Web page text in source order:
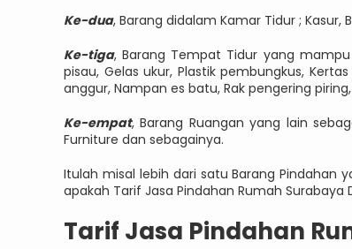
Ke-dua, Barang didalam Kamar Tidur ; Kasur,
Ke-tiga, Barang Tempat Tidur yang
pisau, Gelas ukur, Plastik pembungkus,
anggur, Nampan es batu, Rak pengering
Ke-empat, Barang Ruangan yang lain
Furniture dan sebagainya.
Itulah misal lebih dari satu Barang Pindahan
apakah Tarif Jasa Pindahan Rumah Surabaya
Tarif Jasa Pindahan